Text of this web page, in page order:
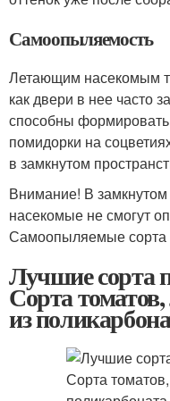
Самоопыляемость
Летающим насекомым
как двери в нее часто
способны
помидорки на
в замкнутом
Внимание! В
насекомые не смогут
Самоопыляемые сорта
Лучшие сорта
Сорта
из